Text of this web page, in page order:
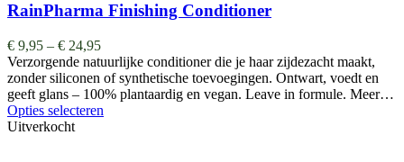
RainPharma Finishing Conditioner
€ 9,95 – € 24,95
Verzorgende natuurlijke conditioner die je haar zijdezacht maakt,
zonder siliconen of synthetische toevoegingen. Ontwart, voedt en
geeft glans – 100% plantaardig en vegan. Leave in formule. Meer…
Opties selecteren
Uitverkocht